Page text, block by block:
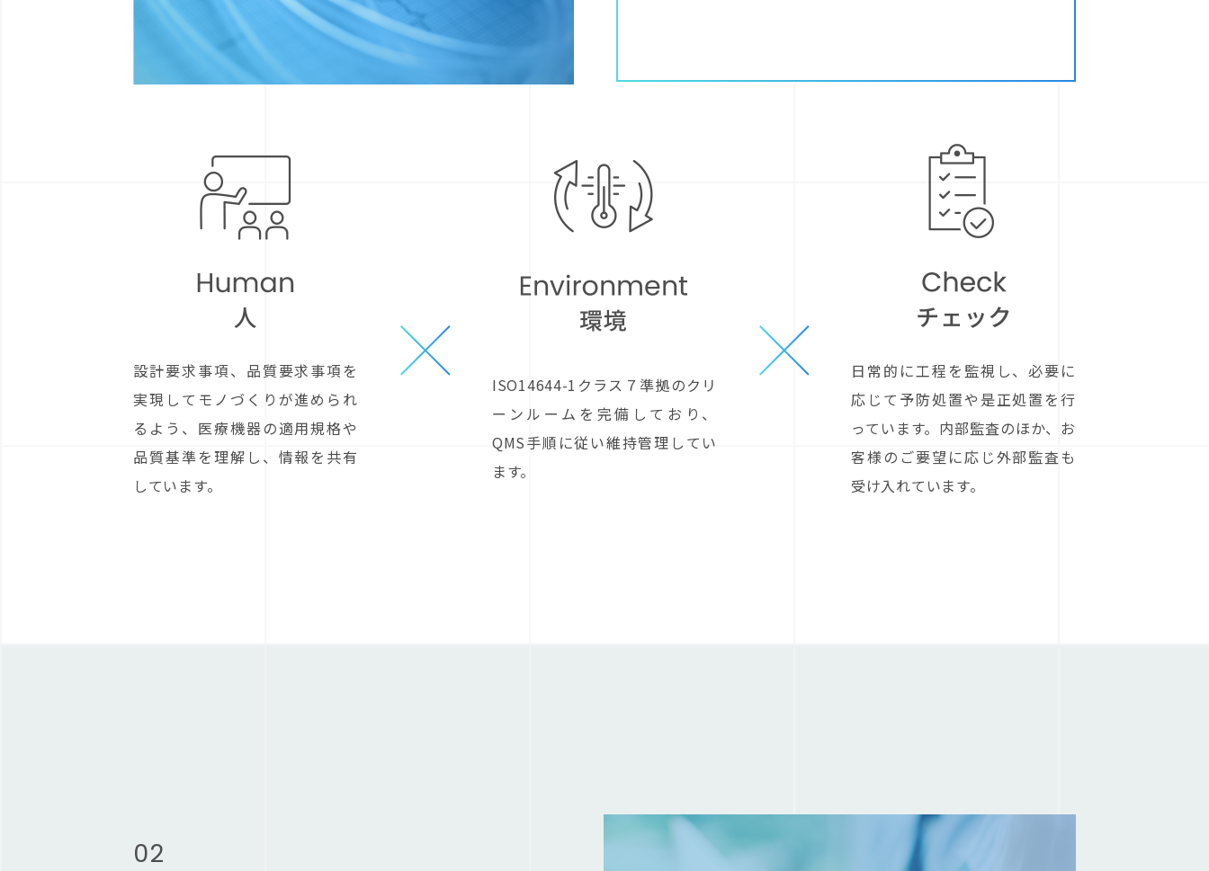
設計要求事項、品質要求事項を
実現してモノづくりが進められ
るよう、医療機器の適用規格や
品質基準を理解し、情報を共有
しています。
ISO14644-1クラス７準拠のクリ
ーンルームを完備しており、
QMS手順に従い維持管理してい
ます。
日常的に工程を監視し、必要に
応じて予防処置や是正処置を行
っています。内部監査のほか、お
客様のご要望に応じ外部監査も
受け入れています。
02